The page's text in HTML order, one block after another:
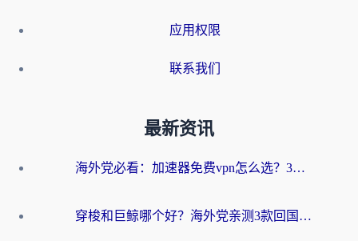
应用权限
联系我们
最新资讯
海外党必看：加速器免费vpn怎么选？3步教你无缝访问国内资源
穿梭和巨鲸哪个好？海外党亲测3款回国加速器，教你避开90%的坑